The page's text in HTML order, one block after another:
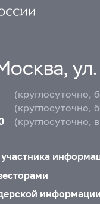
(круглосуточно,
(круглосуточно,
(круглосуточно,